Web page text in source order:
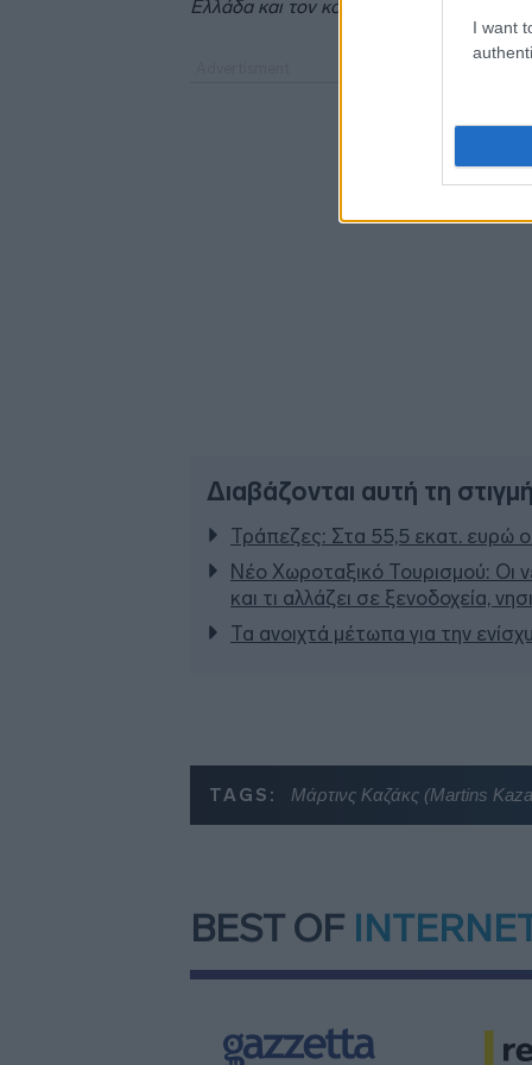
I want
Ελλάδα και τον κόσμο.
Διαβάζονται αυτή τη στιγμή
Τράπεζες: Στα 55,5 εκατ. ευρώ
Νέο Χωροταξικό Τουρισμού: Οι
και τι αλλάζει σε ξενοδοχεία,
Τα ανοιχτά μέτωπα για την
TAGS: Μάρτινς Καζάκς (Martins
BEST OF